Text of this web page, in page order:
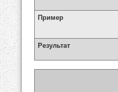
Пример
Результат